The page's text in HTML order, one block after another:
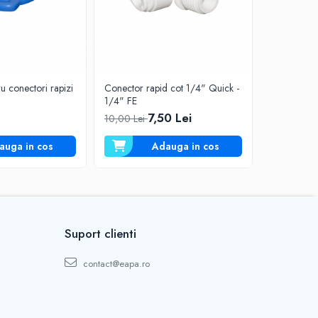
conectori rapizi
in cos
Conector rapid cot 1/4" Quick -
1/4" FE
10,00 Lei7,50 Lei
Adauga in cos
Suport clienti
contact@eapa.ro